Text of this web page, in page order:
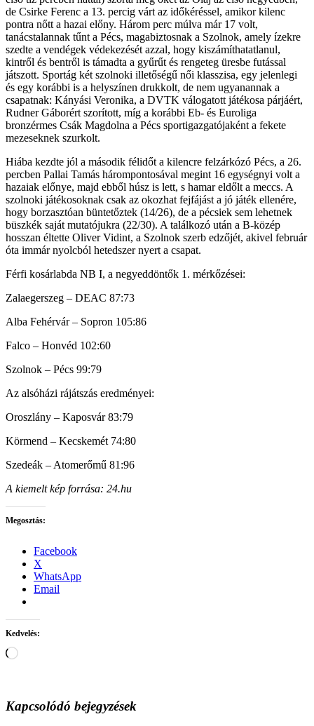
de Csirke Ferenc a 13. percig várt az időkéréssel, amikor kilenc
pontra nőtt a hazai előny. Három perc múlva már 17 volt,
tanácstalannak tűnt a Pécs, magabiztosnak a Szolnok, amely ízekre
szedte a vendégek védekezését azzal, hogy kiszámíthatatlanul,
kintről és bentről is támadta a gyűrűt és rengeteg üresbe futással
játszott. Sportág két szolnoki illetőségű női klasszisa, egy jelenlegi
és egy korábbi is a helyszínen drukkolt, de nem ugyanannak a
csapatnak: Kányási Veronika, a DVTK válogatott játékosa párjáért,
Rudner Gáborért szorított, míg a korábbi Eb- és Euroliga
bronzérmes Csák Magdolna a Pécs sportigazgatójaként a fekete
mezeseknek szurkolt.
Hiába kezdte jól a második félidőt a kilencre felzárkózó Pécs, a 26.
percben Pallai Tamás hárompontosával megint 16 egységnyi volt a
hazaiak előnye, majd ebből húsz is lett, s hamar eldőlt a meccs. A
szolnoki játékosoknak csak az okozhat fejfájást a jó játék ellenére,
hogy borzasztóan büntetőztek (14/26), de a pécsiek sem lehetnek
büszkék saját mutatójukra (22/30). A találkozó után a B-közép
hosszan éltette Oliver Vidint, a Szolnok szerb edzőjét, akivel február
óta immár nyolcból hetedszer nyert a csapat.
Férfi kosárlabda NB I, a negyeddöntők 1. mérkőzései:
Zalaegerszeg – DEAC 87:73
Alba Fehérvár – Sopron 105:86
Falco – Honvéd 102:60
Szolnok – Pécs 99:79
Az alsóházi rájátszás eredményei:
Oroszlány – Kaposvár 83:79
Körmend – Kecskemét 74:80
Szedeák – Atomerőmű 81:96
A kiemelt kép forrása: 24.hu
Megosztás:
Facebook
X
WhatsApp
Email
Kedvelés:
Loading…
Kapcsolódó bejegyzések